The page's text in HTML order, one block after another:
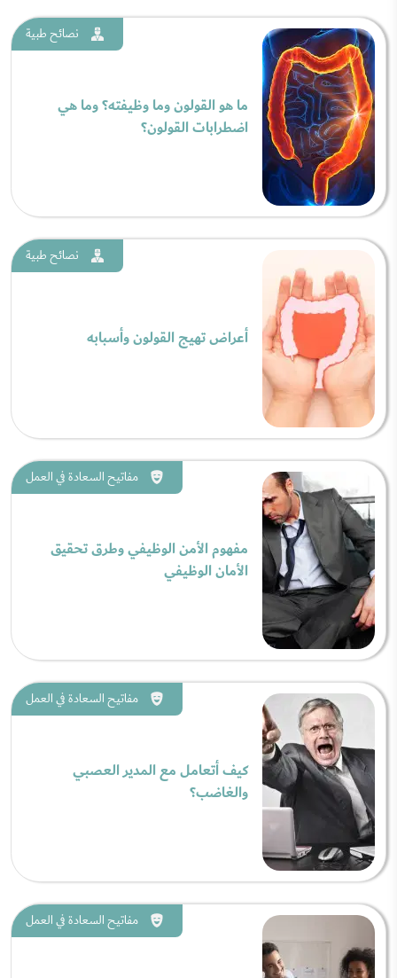
نصائح طبية
ما هو القولون وما وظيفته؟ وما هي
اضطرابات القولون؟
نصائح طبية
أعراض تهيج القولون وأسبابه
مفاتيح السعادة في العمل
مفهوم الأمن الوظيفي وطرق تحقيق
الأمان الوظيفي
مفاتيح السعادة في العمل
كيف أتعامل مع المدير العصبي
والغاضب؟
مفاتيح السعادة في العمل